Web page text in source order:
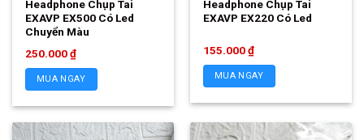
Headphone Chụp Tai
EXAVP EX500 Có Led
Chuyển Màu
250.000₫
MUA NGAY
Headphone Chụp Tai
EXAVP EX220 Có Led
155.000₫
MUA NGAY